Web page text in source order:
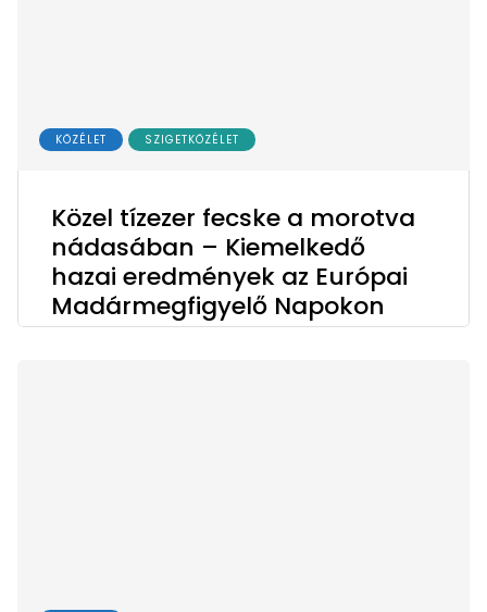
KÖZÉLET SZIGETKÖZÉLET
Közel tízezer fecske a morotva
nádasában – Kiemelkedő
hazai eredmények az Európai
Madármegfigyelő Napokon